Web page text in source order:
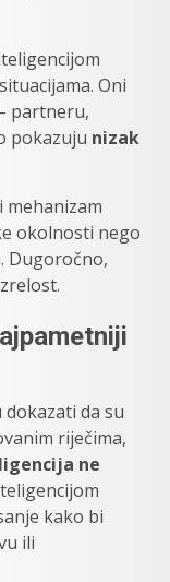
Oni
partneru,
pokazuju nizak
mehanizam
okolnosti nego
Dugoročno,
da su
riječima,
ne
kako bi
ili